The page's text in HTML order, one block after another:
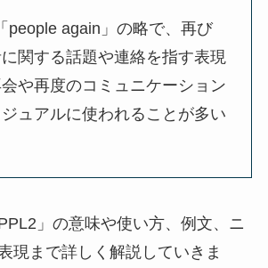
people again」の略で、再び
関する話題や連絡を指す表現
や再度のコミュニケーション
ュアルに使われることが多い
」の意味や使い方、例文、ニ
現まで詳しく解説していきま